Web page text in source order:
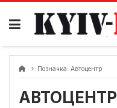
Перейти
вмісту
Позначка: Автоцентр
АВТОЦЕНТР